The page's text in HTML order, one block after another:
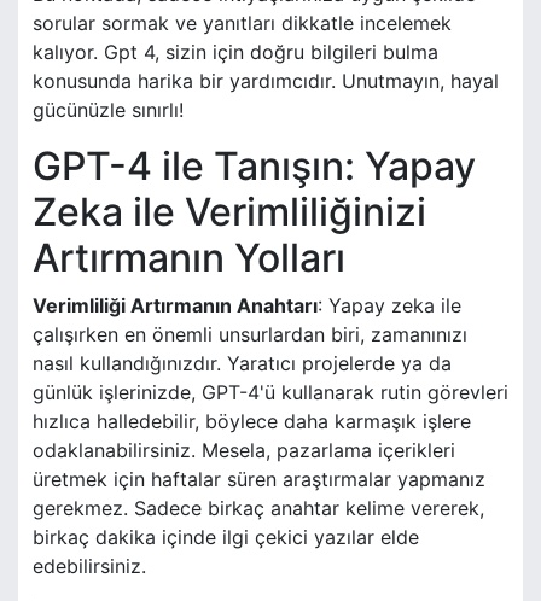
sorular sormak ve yanıtları dikkatle incelemek
kalıyor. Gpt 4, sizin için doğru bilgileri bulma
konusunda harika bir yardımcıdır. Unutmayın, hayal
gücünüzle sınırlı!
GPT-4 ile Tanışın: Yapay
Zeka ile Verimliliğinizi
Artırmanın Yolları
Verimliliği Artırmanın Anahtarı: Yapay zeka ile
çalışırken en önemli unsurlardan biri, zamanınızı
nasıl kullandığınızdır. Yaratıcı projelerde ya da
günlük işlerinizde, GPT-4'ü kullanarak rutin görevleri
hızlıca halledebilir, böylece daha karmaşık işlere
odaklanabilirsiniz. Mesela, pazarlama içerikleri
üretmek için haftalar süren araştırmalar yapmanız
gerekmez. Sadece birkaç anahtar kelime vererek,
birkaç dakika içinde ilgi çekici yazılar elde
edebilirsiniz.